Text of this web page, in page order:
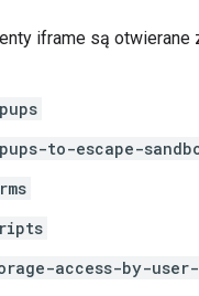
iframe są otwierane
to-escape-
access-by-